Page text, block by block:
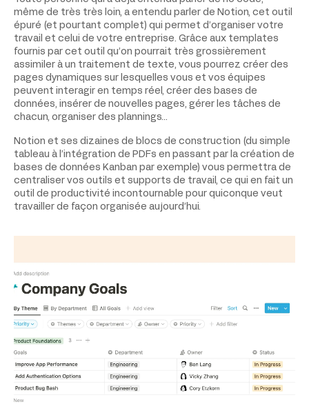
même de très très loin, a entendu parler de Notion, cet outil
épuré (et pourtant complet) qui permet d’organiser votre
travail et celui de votre entreprise. Grâce aux templates
fournis par cet outil qu’on pourrait très grossièrement
assimiler à un traitement de texte, vous pourrez créer des
pages dynamiques sur lesquelles vous et vos équipes
peuvent interagir en temps réel, créer des bases de
données, insérer de nouvelles pages, gérer les tâches de
chacun, organiser des plannings…
Notion et ses dizaines de blocs de construction (du simple
tableau à l’intégration de PDFs en passant par la création de
bases de données Kanban par exemple) vous permettra de
centraliser vos outils et supports de travail, ce qui en fait un
outil de productivité incontournable pour quiconque veut
travailler de façon organisée aujourd’hui.